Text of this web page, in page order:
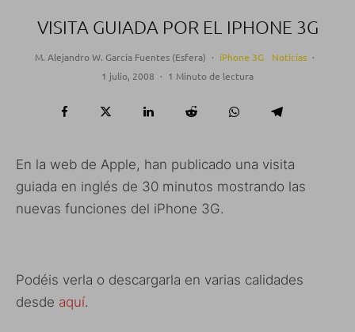
VISITA GUIADA POR EL IPHONE 3G
M. Alejandro W. García Fuentes (Esfera) · iPhone 3G Noticias ·
1 julio, 2008 · 1 Minuto de lectura
En la web de Apple, han publicado una visita
guiada en inglés de 30 minutos mostrando las
nuevas funciones del iPhone 3G.
Podéis verla o descargarla en varias calidades
desde aquí.